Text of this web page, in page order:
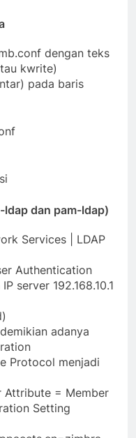
dengan teks
kwrite)
pada baris
ldap dan pam-ldap)
Services | LDAP
Authentication
server 192.168.10.1
adanya
Protocol menjadi
Attribute = Member
Setting